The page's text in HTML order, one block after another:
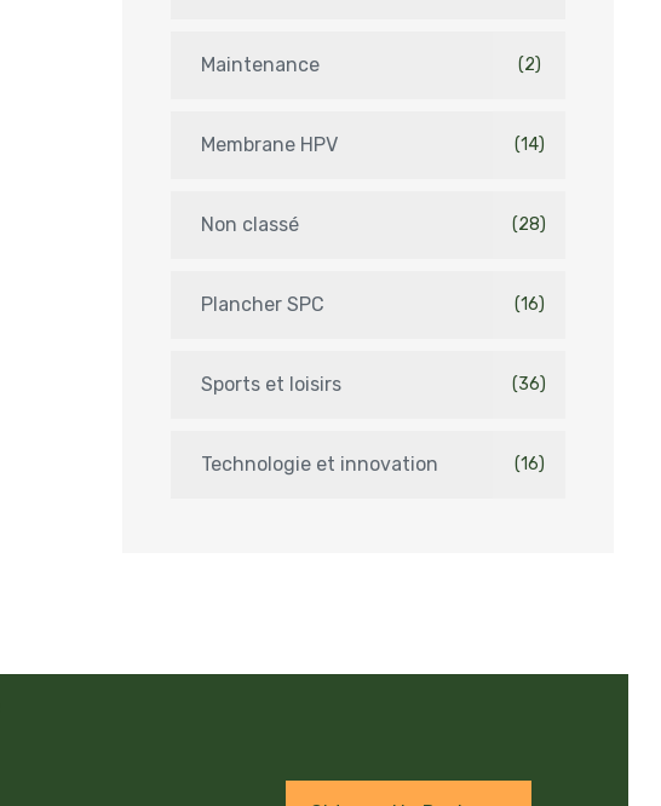
Maintenance (2)
Membrane HPV (14)
Non classé (28)
Plancher SPC (16)
Sports et loisirs (36)
Technologie et innovation (16)